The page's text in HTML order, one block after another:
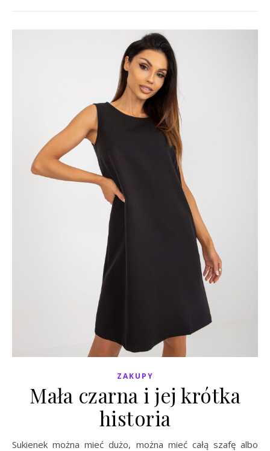
ZAKUPY
Mała czarna i jej krótka
historia
Sukienek można mieć dużo, można mieć całą szafę albo